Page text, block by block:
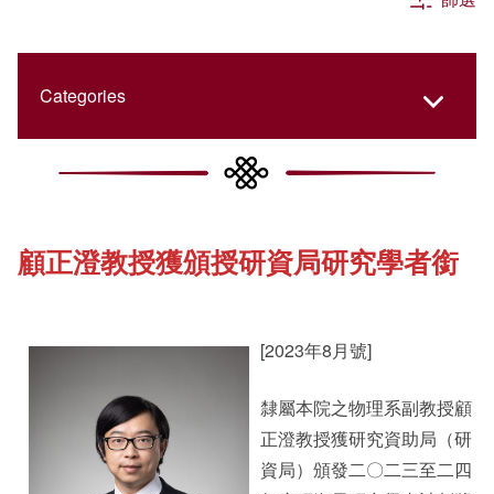
社交媒體專欄
《新亞簡訊》
《新亞書院概覽》
其他書院出版
新亞影集
Categories
College Updates
Cultural Topics
Student Development
Staff Engagement
顧正澄教授獲頒授研資局研究學者銜
[2023年8月號]
隸屬本院之物理系副教授顧
正澄教授獲研究資助局（研
資局）頒發二〇二三至二四